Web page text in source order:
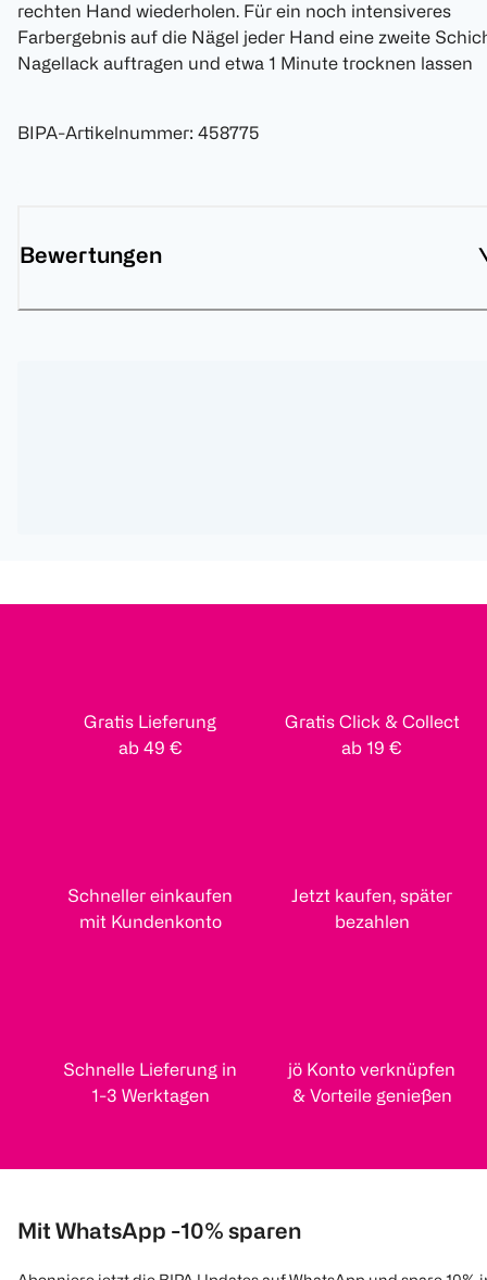
rechten Hand wiederholen. Für ein noch intensiveres
Farbergebnis auf die Nägel jeder Hand eine zweite
Nagellack auftragen und etwa 1 Minute trocknen lassen
BIPA-Artikelnummer: 458775
Bewertungen
Gratis Lieferung
ab 49 €
Gratis Click & Collect
ab 19 €
Schneller einkaufen
mit Kundenkonto
Jetzt kaufen, später
bezahlen
Schnelle Lieferung in
1-3 Werktagen
jö Konto verknüpfen
& Vorteile genießen
Mit WhatsApp -10% sparen